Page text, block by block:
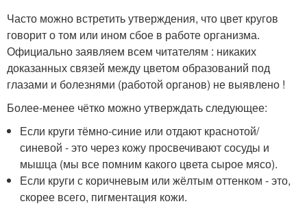
Часто можно встретить утверждения, что цвет кругов
говорит о том или ином сбое в работе организма.
Официально заявляем всем читателям : никаких
доказанных связей между цветом образований под
глазами и болезнями (работой органов) не выявлено !
Более-менее чётко можно утверждать следующее:
Если круги тёмно-синие или отдают краснотой/
синевой - это через кожу просвечивают сосуды и
мышца (мы все помним какого цвета сырое мясо).
Если круги с коричневым или жёлтым оттенком - это,
скорее всего, пигментация кожи.